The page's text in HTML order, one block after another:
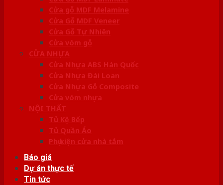
Cửa gỗ MDF Melamine
Cửa Gỗ MDF Veneer
Cửa Gỗ Tự Nhiên
Cửa vòm gỗ
CỬA NHỰA
Cửa Nhựa ABS Hàn Quốc
Cửa Nhựa Đài Loan
Cửa Nhựa Gỗ Composite
Cửa vòm nhựa
NỘI THẤT
Tủ Kệ Bếp
Tủ Quần Áo
Phụ kiện cửa nhà tắm
Báo giá
Dự án thực tế
Tin tức